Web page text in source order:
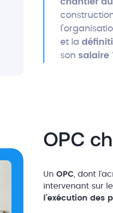
chantier du
et la
son salaire
OPC
Un OPC , dont
intervenant sur
l’exécution des